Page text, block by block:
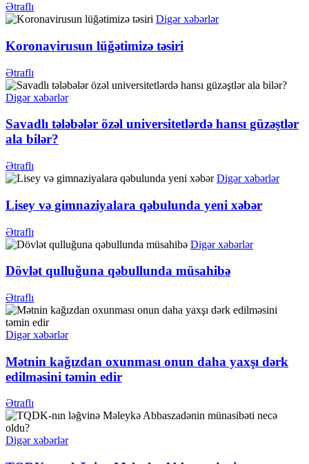
Ətraflı
Digər xəbərlər
Koronavirusun lüğətimizə təsiri
Ətraflı
Digər xəbərlər
Savadlı tələbələr özəl universitetlərdə hansı güzəştlər
ala bilər?
Ətraflı
Digər xəbərlər
Lisey və gimnaziyalara qəbulunda yeni xəbər
Ətraflı
Digər xəbərlər
Dövlət qulluğuna qəbullunda müsahibə
Ətraflı
Digər xəbərlər
Mətnin kağızdan oxunması onun daha yaxşı dərk
edilməsini təmin edir
Ətraflı
Digər xəbərlər